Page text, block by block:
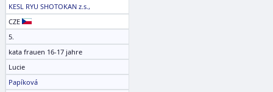
KESL RYU SHOTOKAN z.s.,
CZE
5.
kata frauen 16-17 jahre
Lucie
Papíková